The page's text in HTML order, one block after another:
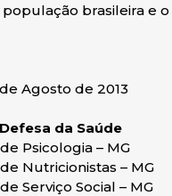
brasileira e
Agosto de 2013
da Saúde
Psicologia – MG
Nutricionistas – MG
Serviço Social – MG